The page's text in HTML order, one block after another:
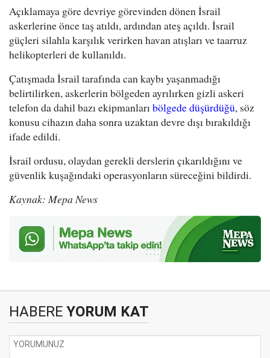
Açıklamaya göre devriye görevinden dönen İsrail
askerlerine önce taş atıldı, ardından ateş açıldı. İsrail
güçleri silahla karşılık verirken havan atışları ve taarruz
helikopterleri de kullanıldı.
Çatışmada İsrail tarafında can kaybı yaşanmadığı
belirtilirken, askerlerin bölgeden ayrılırken gizli askeri
telefon da dahil bazı ekipmanları bölgede düşürdüğü, söz
konusu cihazın daha sonra uzaktan devre dışı bırakıldığı
ifade edildi.
İsrail ordusu, olaydan gerekli derslerin çıkarıldığını ve
güvenlik kuşağındaki operasyonların süreceğini bildirdi.
Kaynak: Mepa News
HABERE YORUM KAT